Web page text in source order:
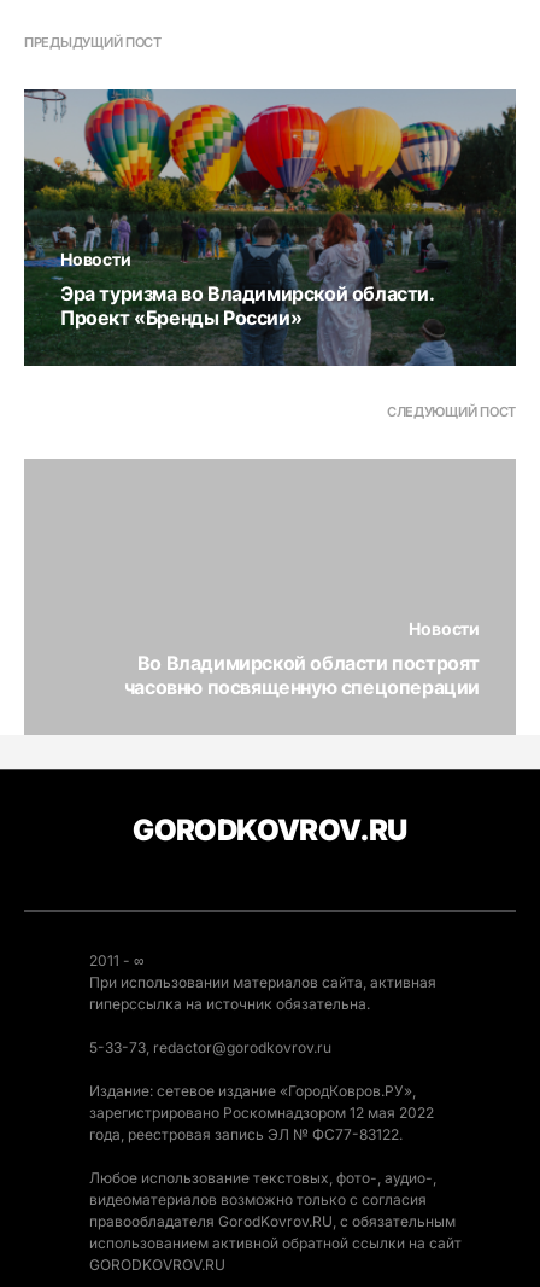
ПРЕДЫДУЩИЙ ПОСТ
Новости
Эра туризма во Владимирской области.
Проект «Бренды России»
СЛЕДУЮЩИЙ ПОСТ
Новости
Во Владимирской области построят
часовню посвященную спецоперации
GORODKOVROV.RU
2011 - ∞
При использовании материалов сайта, активная
гиперссылка на источник обязательна.
5-33-73, redactor@gorodkovrov.ru
Издание: сетевое издание «ГородКовров.РУ»,
зарегистрировано Роскомнадзором 12 мая 2022
года, реестровая запись ЭЛ № ФС77-83122.
Любое использование текстовых, фото-, аудио-,
видеоматериалов возможно только с согласия
правообладателя GorodKovrov.RU, с обязательным
использованием активной обратной ссылки на сайт
GORODKOVROV.RU